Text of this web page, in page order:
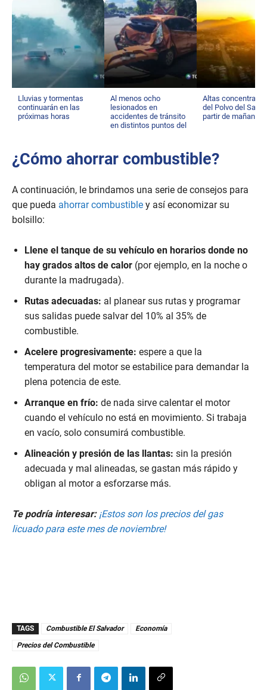
Lluvias y tormentas
continuarán en las
próximas horas
Al menos ocho
lesionados en
accidentes de tránsito
en distintos puntos del
Altas
del Polvo del
partir de mañana
¿Cómo ahorrar combustible?
A continuación, le brindamos una serie de consejos para
que pueda ahorrar combustible y así economizar su
bolsillo:
Llene el tanque de su vehículo en horarios donde no
hay grados altos de calor (por ejemplo, en la noche o
durante la madrugada).
Rutas adecuadas: al planear sus rutas y programar
sus salidas puede salvar del 10% al 35% de
combustible.
Acelere progresivamente: espere a que la
temperatura del motor se estabilice para demandar la
plena potencia de este.
Arranque en frío: de nada sirve calentar el motor
cuando el vehículo no está en movimiento. Si trabaja
en vacío, solo consumirá combustible.
Alineación y presión de las llantas: sin la presión
adecuada y mal alineadas, se gastan más rápido y
obligan al motor a esforzarse más.
Te podría interesar: ¡Estos son los precios del gas
licuado para este mes de noviembre!
TAGS Combustible El Salvador
Economía
Precios del Combustible